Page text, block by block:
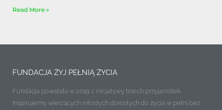
Read More »
FUNDACJA ŻYJ PEŁNIĄ ŻYCIA
Fundacja powstała w 2019 z inicjatywy trzech przyjaciółek
Inspirujemy wierzących młodych dorosłych do życia w pełni bez